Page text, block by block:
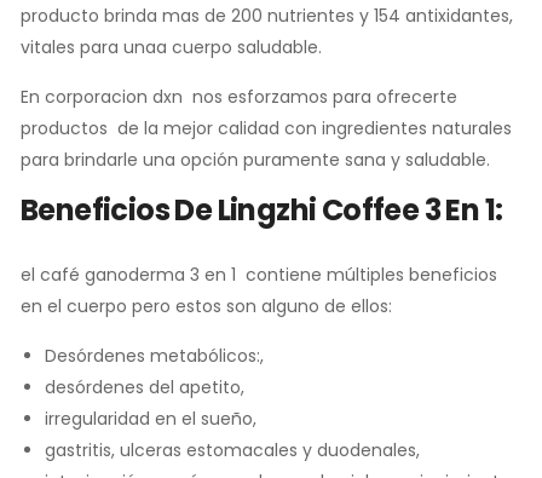
producto brinda mas de 200 nutrientes y 154 antixidantes,
vitales para unaa cuerpo saludable.
En corporacion dxn nos esforzamos para ofrecerte
productos de la mejor calidad con ingredientes naturales
para brindarle una opción puramente sana y saludable.
Beneficios De Lingzhi Coffee 3 En 1:
el café ganoderma 3 en 1 contiene múltiples beneficios
en el cuerpo pero estos son alguno de ellos:
Desórdenes metabólicos:,
desórdenes del apetito,
irregularidad en el sueño,
gastritis, ulceras estomacales y duodenales,